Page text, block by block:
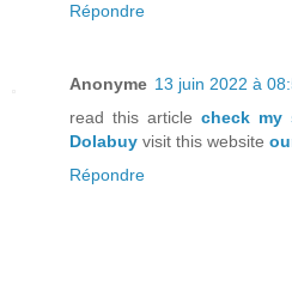
Répondre
Anonyme 13 juin 2022 à
read this article check my
Dolabuy visit this website
Répondre